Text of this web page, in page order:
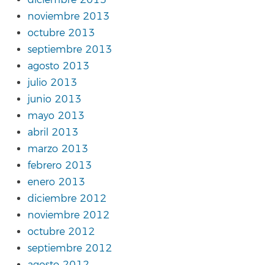
noviembre 2013
octubre 2013
septiembre 2013
agosto 2013
julio 2013
junio 2013
mayo 2013
abril 2013
marzo 2013
febrero 2013
enero 2013
diciembre 2012
noviembre 2012
octubre 2012
septiembre 2012